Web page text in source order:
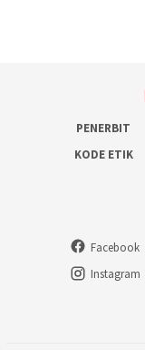
PENERBIT
KODE ETIK
Facebook
Instagram